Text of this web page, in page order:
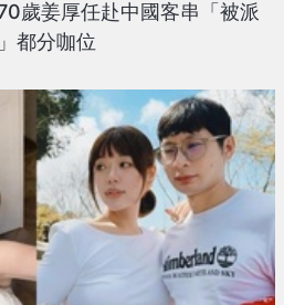
歲姜厚任赴中國客串「被派
都分咖位